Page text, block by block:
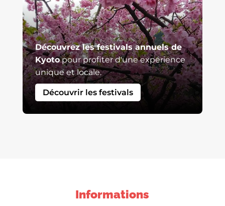
Découvrez les festivals annuels de
Kyotopour profiter d'une expérience
unique et locale.
Découvrir les festivals
Informations